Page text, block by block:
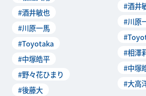
#酒井敏也
#川原一馬
#Toyotaka
#中塚皓平
#野々花ひまり
#後藤大
#酒井
#川原
#相澤
#中塚
#大高